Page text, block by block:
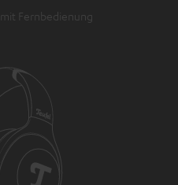
mit Fernbedienung